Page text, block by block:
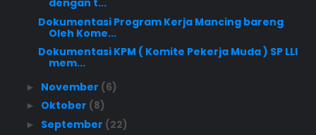
dengan t...
Dokumentasi Program Kerja Mancing bareng
Oleh Kome...
Dokumentasi KPM ( Komite Pekerja Muda ) SP LLI
mem...
► November (6)
► Oktober (8)
► September (22)